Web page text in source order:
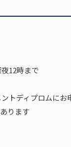
12時まで
トディプロムにお
ります